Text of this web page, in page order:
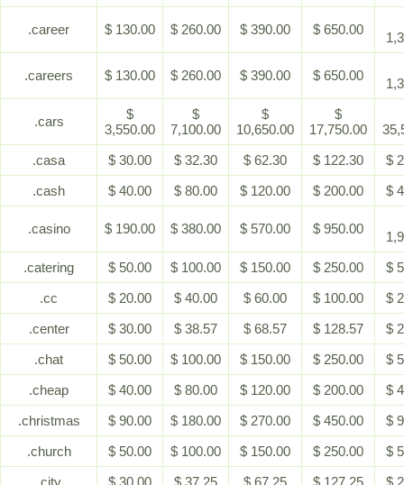
.career $ 130.00 $ 260.00 $ 390.00 $ 650.00
.careers $ 130.00 $ 260.00 $ 390.00 $ 650.00
.cars
$
3,550.00
$
7,100.00
$
10,650.00
$
17,750.00
.casa
$ 30.00 $ 32.30 $ 62.30 $ 122.30
$
.cash
$ 40.00 $ 80.00 $ 120.00 $ 200.00 $
.casino $ 190.00 $ 380.00 $ 570.00 $ 950.00
.catering
$ 50.00 $ 100.00 $ 150.00 $ 250.00
$
.cc
$ 20.00 $ 40.00 $ 60.00 $ 100.00
$
.center
$ 30.00 $ 38.57 $ 68.57 $ 128.57
$
.chat
$ 50.00 $ 100.00 $ 150.00 $ 250.00
$
.cheap
$ 40.00 $ 80.00 $ 120.00 $ 200.00
$
.christmas
$ 90.00 $ 180.00 $ 270.00 $ 450.00
$
.church
$ 50.00 $ 100.00 $ 150.00 $ 250.00
$
.city
$ 30.00 $ 37.25 $ 67.25 $ 127.25 $